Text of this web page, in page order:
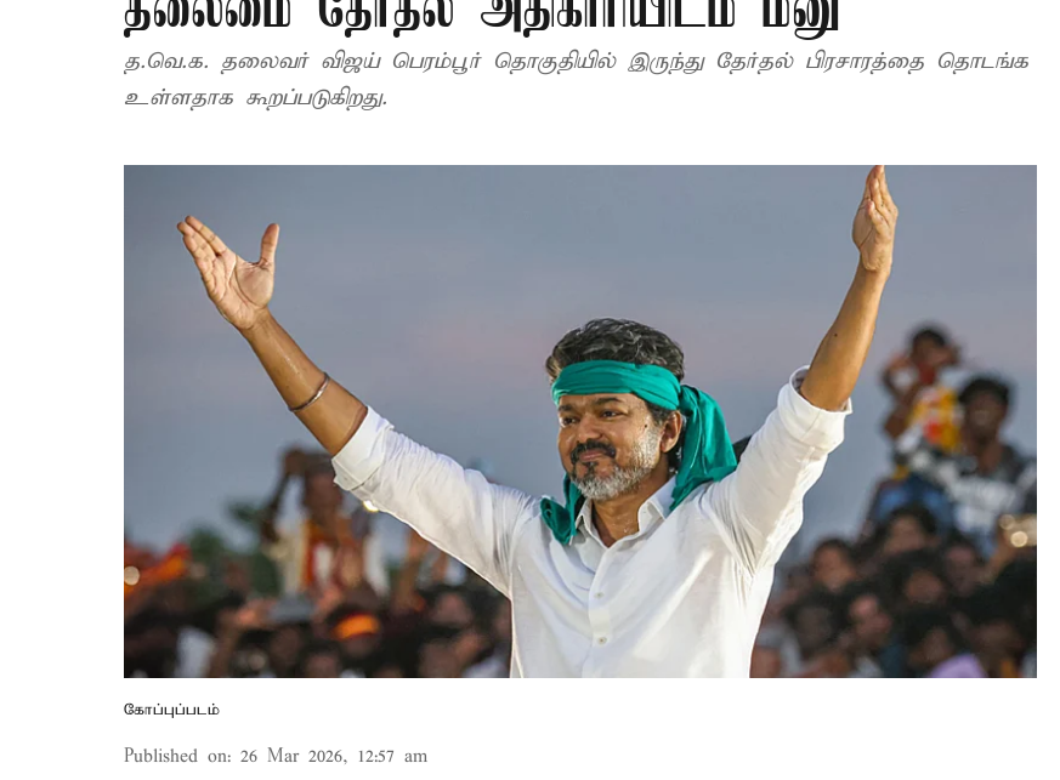
த.வெ.க. தலைவர் விஜய் பெரம்பூர் தொகுதியில் இருந்து தேர்தல் பிரசாரத்தை தொடங்க
உள்ளதாக கூறப்படுகிறது.
கோப்புப்படம்
Published on: 26 Mar 2026, 12:57 am